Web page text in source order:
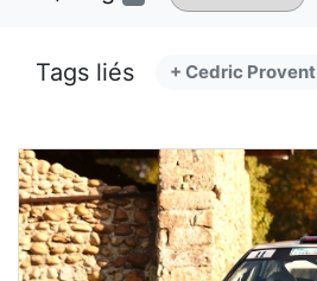
Tags liés + Cedric Provent